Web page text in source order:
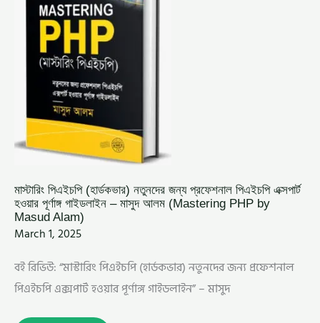
মাস্টারিং পিএইচপি (হার্ডকভার) নতুনদের জন্য প্রফেশনাল পিএইচপি এক্সপার্ট
হওয়ার পূর্ণাঙ্গ গাইডলাইন – মাসুদ আলম (Mastering PHP by
Masud Alam)
March 1, 2025
বই রিভিউ: “মাস্টারিং পিএইচপি (হার্ডকভার) নতুনদের জন্য প্রফেশনাল
পিএইচপি এক্সপার্ট হওয়ার পূর্ণাঙ্গ গাইডলাইন” – মাসুদ
পূর্ণাঙ্গ
গাইডলাইন
মাসুদ
আলম
(MASTERING
PHP
BY
MASUD
ALAM)